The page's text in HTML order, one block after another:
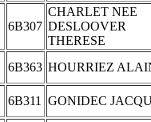
6B307
CHARLET NEE
DESLOOVER
THERESE
6B363 HOURRIEZ
6B311
GONIDEC